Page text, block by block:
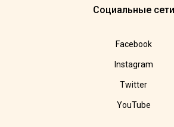
Социальные сети
Facebook
Instagram
Twitter
YouTube